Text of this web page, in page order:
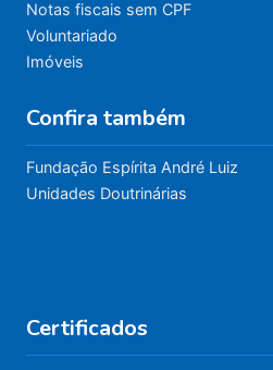
Notas fiscais sem CPF
Voluntariado
Imóveis
Confira também
Fundação Espírita André Luiz
Unidades Doutrinárias
Certificados